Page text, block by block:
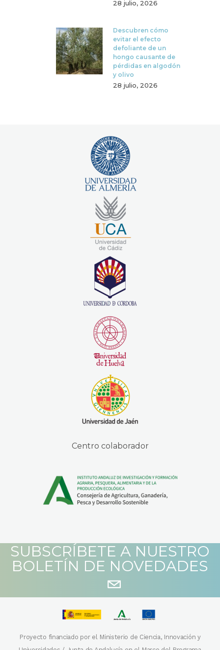
28 julio, 2026
Descubren cómo
evitar el efecto
defoliante de un
hongo causante de
pérdidas en algodón
y olivo
28 julio, 2026
Centro colaborador
SUBSCRÍBETE A NUESTRO
BOLETÍN DE NOVEDADES
Proyecto financiado por el Ministerio de Ciencia, Innovación y